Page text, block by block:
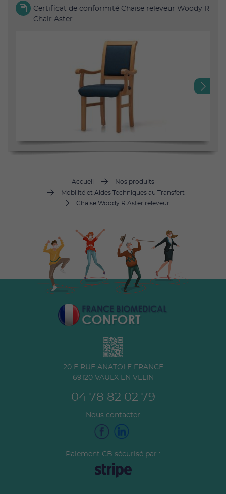
Certificat de conformité Chaise releveur Woody R
Chair Aster
Accueil
Nos produits
Mobilité et Aides Techniques au Transfert
Chaise Woody R Aster releveur
20 E RUE ANATOLE FRANCE
69120 VAULX EN VELIN
04 78 82 02 79
Nous contacter
Paiement CB sécurisé par :